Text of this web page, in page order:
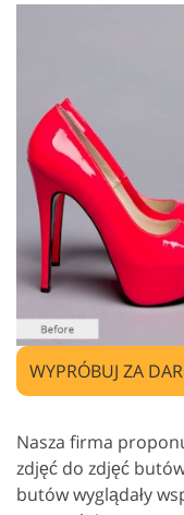
WYPRÓBUJ ZA
Nasza firma
zdjęć do zdjęć
butów wyglądały